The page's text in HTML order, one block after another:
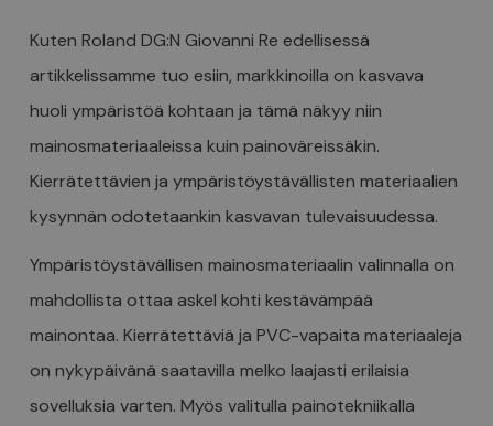
Kuten Roland DG:N Giovanni Re edellisessä
artikkelissamme tuo esiin, markkinoilla on kasvava
huoli ympäristöä kohtaan ja tämä näkyy niin
mainosmateriaaleissa kuin painoväreissäkin.
Kierrätettävien ja ympäristöystävällisten materiaalien
kysynnän odotetaankin kasvavan tulevaisuudessa.
Ympäristöystävällisen mainosmateriaalin valinnalla on
mahdollista ottaa askel kohti kestävämpää
mainontaa. Kierrätettäviä ja PVC-vapaita materiaaleja
on nykypäivänä saatavilla melko laajasti erilaisia
sovelluksia varten. Myös valitulla painotekniikalla